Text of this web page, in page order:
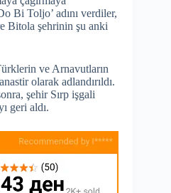
Bi Toljo’ adını verdiler,
Bitola şehrinin şu anki
ve Arnavutların
olarak adlandırıldı.
şehir Sırp işgali
geri aldı.